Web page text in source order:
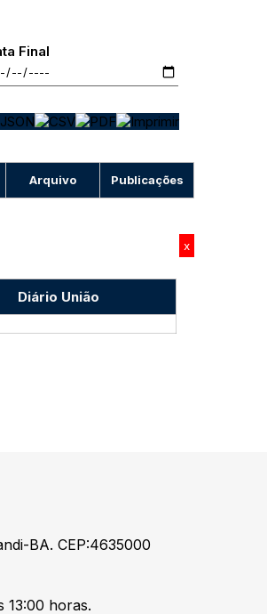
Final
Arquivo Publicações
x
Diário União
BA. CEP:4635000
13:00 horas.